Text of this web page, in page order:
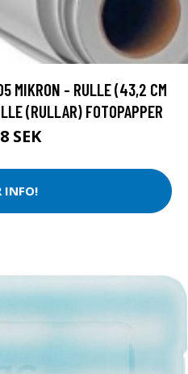
MIKRON - RULLE (43,2 CM
(RULLAR) FOTOPAPPER
SEK
INFO!